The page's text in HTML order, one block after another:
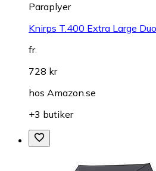
Paraplyer
Knirps T.400 Extra Large
fr.
728 kr
hos Amazon.se
+3 butiker